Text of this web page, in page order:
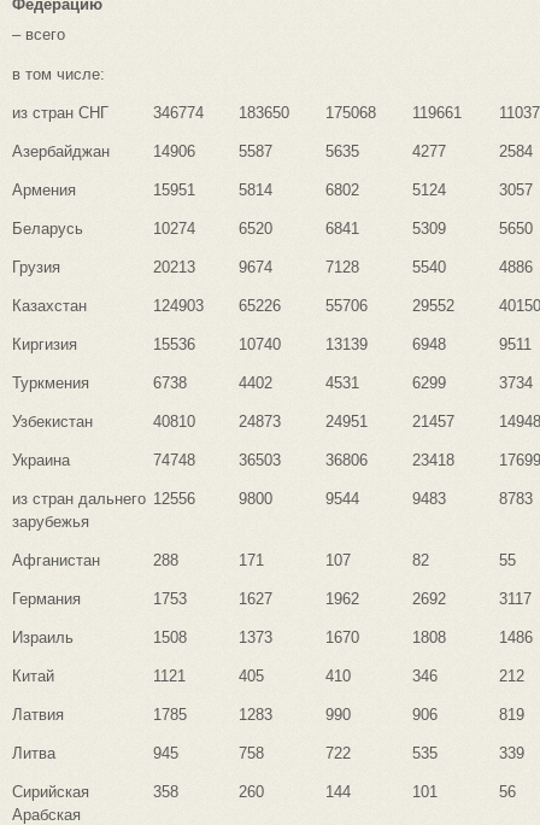
Федерацию
– всего
в том числе:
из стран СНГ 346774 183650 175068 119661
Азербайджан 14906 5587 5635 4277 2584
Армения 15951 5814 6802 5124 3057
Беларусь 10274 6520 6841 5309 5650
Грузия 20213 9674 7128 5540 4886
Казахстан 124903 65226 55706 29552 40150
Киргизия 15536 10740 13139 6948 9511
Туркмения 6738 4402 4531 6299 3734
Узбекистан 40810 24873 24951 21457 14948
Украина 74748 36503 36806 23418 17699
из стран дальнего
зарубежья
12556 9800 9544 9483 8783
Афганистан 288 171 107 82 55
Германия 1753 1627 1962 2692 3117
Израиль 1508 1373 1670 1808 1486
Китай 1121 405 410 346 212
Латвия 1785 1283 990 906 819
Литва 945 758 722 535 339
Сирийская
Арабская
358 260 144 101 56